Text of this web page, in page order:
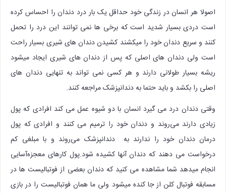
اصولا هر انسان در زندگی خود حداقل یک بار درد دندان را احساس کرده
است دردی بسیار شدید است که برخی ها نمی توانند این درد را تحمل
کنند و سریع دندان خود را میکشند کشیدن دندان های شیری بسیار راحت
است ولی دندان های اصلی که پس از دندان های شیری ایجاد میشود
ریشه بسیار طولانی دارند و هر کسی نمی تواند به تنهایی دندان های
اصلی را بکشد و باید حتما به دندانپزشک مراجعه کنند.
وقتی دندان درد می گیرد انسان با دو شیوه عمل می کند افرادی که پول
زیادی دارند می‌روند و دندان خود را ترمیم می کنند و افرادی که پول
درمان دندان خود را ندارند به دندانپزشک می‌روند و با مبلغی کم
درخواست می دهند که دندان آنها کشیده شود.پول کارهای معجزه‌آسایی
انجام میدهد شما مشاهده می کنید که دندان بعضی از فوتبالیست ها در
مسابقه فوتبال کلن از جا کنده میشود ولی ما همان فوتبالیست را در بازی